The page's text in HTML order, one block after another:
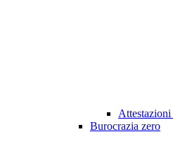
Burocrazia zero